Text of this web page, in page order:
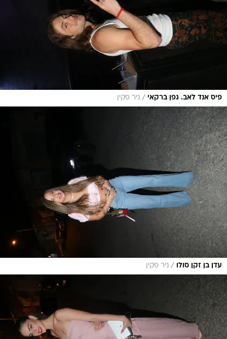
פיס אנד לאב. גפן ברקאי / ניר פקין
עדן בן זקן סולו / ניר פקין